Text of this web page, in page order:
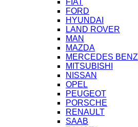
FÍAT
FORD
HYUNDAI
LAND ROVER
MAN
MAZDA
MERCEDES BENZ
MITSUBISHI
NISSAN
OPEL
PEUGEOT
PORSCHE
RENAULT
SAAB